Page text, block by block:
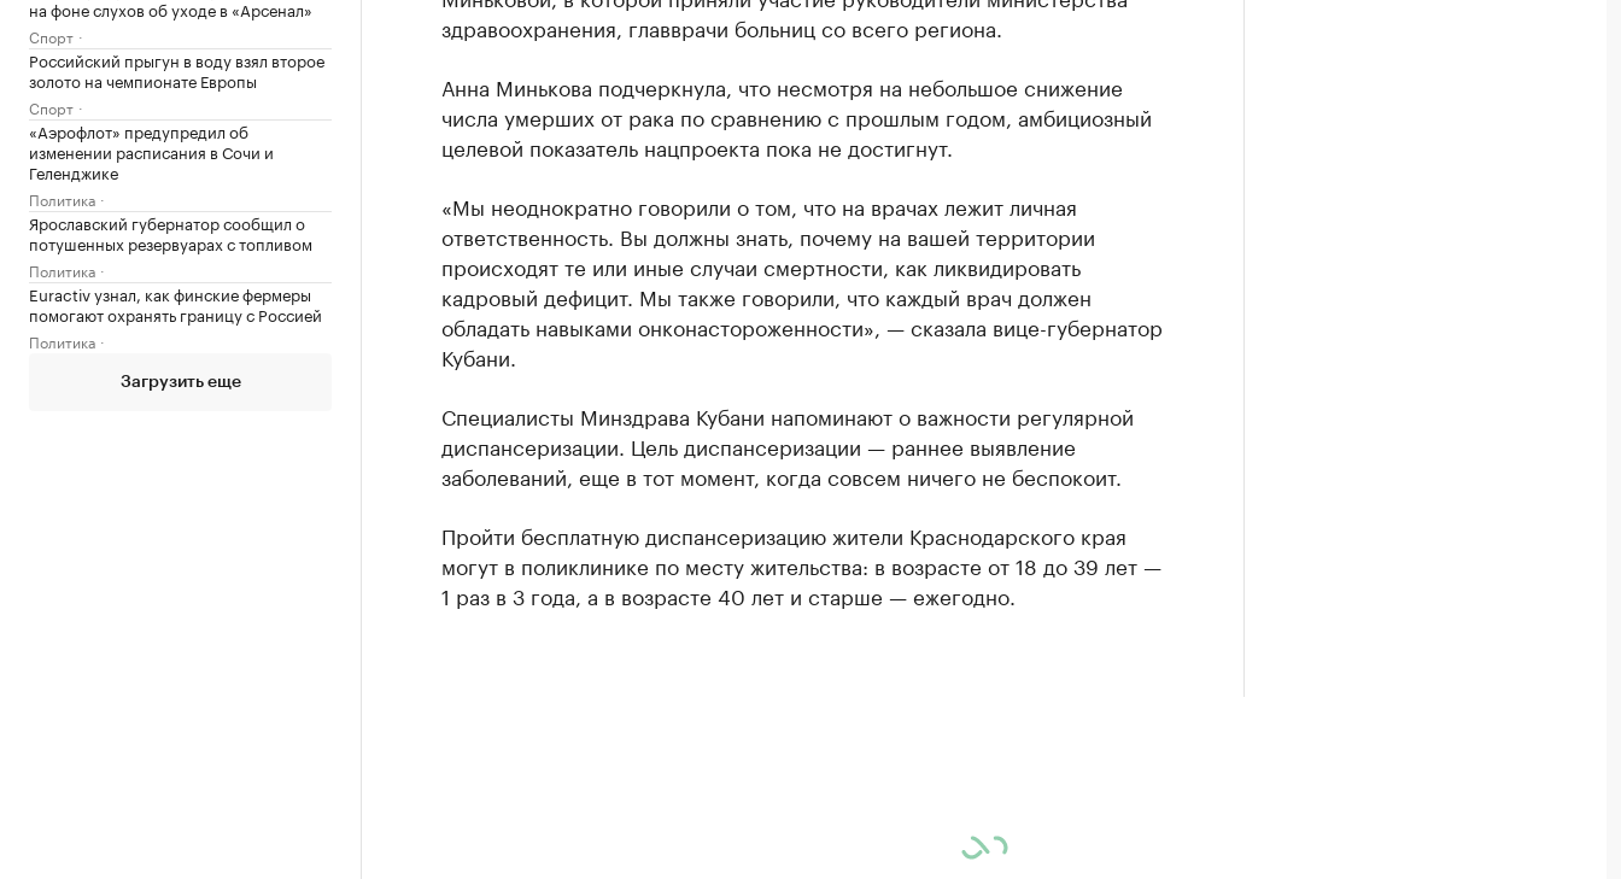
на фоне слухов об уходе в «Арсенал»
Спорт
Российский прыгун в воду взял второе
золото на чемпионате Европы
Спорт
«Аэрофлот» предупредил об
изменении расписания в Сочи и
Геленджике
Политика
Ярославский губернатор сообщил о
потушенных резервуарах с топливом
Политика
Euractiv узнал, как финские фермеры
помогают охранять границу с Россией
Политика
Загрузить еще
здравоохранения, главврачи больниц со всего региона.
Анна Минькова подчеркнула, что несмотря на небольшое снижение
числа умерших от рака по сравнению с прошлым годом, амбициозный
целевой показатель нацпроекта пока не достигнут.
«Мы неоднократно говорили о том, что на врачах лежит личная
ответственность. Вы должны знать, почему на вашей территории
происходят те или иные случаи смертности, как ликвидировать
кадровый дефицит. Мы также говорили, что каждый врач должен
обладать навыками онконастороженности», — сказала вице-губернатор
Кубани.
Специалисты Минздрава Кубани напоминают о важности регулярной
диспансеризации. Цель диспансеризации — раннее выявление
заболеваний, еще в тот момент, когда совсем ничего не беспокоит.
Пройти бесплатную диспансеризацию жители Краснодарского края
могут в поликлинике по месту жительства: в возрасте от 18 до 39 лет —
1 раз в 3 года, а в возрасте 40 лет и старше — ежегодно.